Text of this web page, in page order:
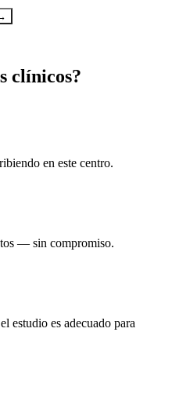
clínicos?
en este centro.
— sin compromiso.
estudio es adecuado para